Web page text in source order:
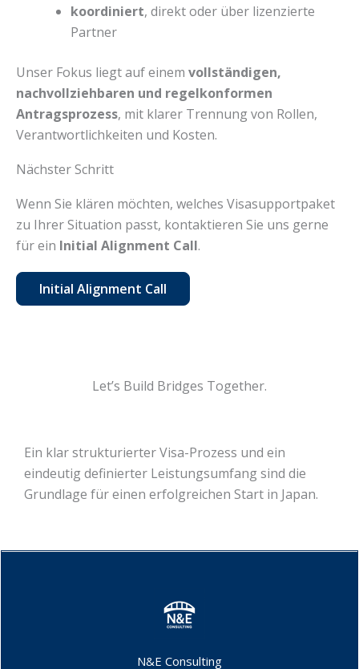
koordiniert, direkt oder über lizenzierte
Partner
Unser Fokus liegt auf einem vollständigen,
nachvollziehbaren und regelkonformen
Antragsprozess, mit klarer Trennung von Rollen,
Verantwortlichkeiten und Kosten.
Nächster Schritt
Wenn Sie klären möchten, welches Visasupportpaket
zu Ihrer Situation passt, kontaktieren Sie uns gerne
für ein Initial Alignment Call.
Initial Alignment Call
Let’s Build Bridges Together.
Ein klar strukturierter Visa-Prozess und ein
eindeutig definierter Leistungsumfang sind die
Grundlage für einen erfolgreichen Start in Japan.
N&E Consulting